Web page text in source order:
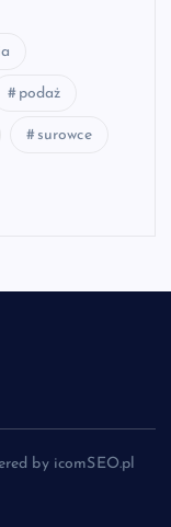
podaż
surowce
by icomSEO.pl